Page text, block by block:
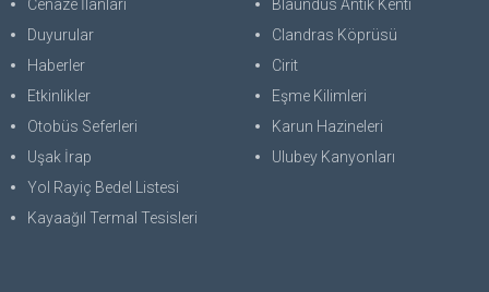
Cenaze İlanları
Duyurular
Haberler
Etkinlikler
Otobüs Seferleri
Uşak İrap
Yol Rayiç Bedel Listesi
Kayaağıl Termal Tesisleri
Blaundus Antik Kenti
Clandras Köprüsü
Cirit
Eşme Kilimleri
Karun Hazineleri
Ulubey Kanyonları